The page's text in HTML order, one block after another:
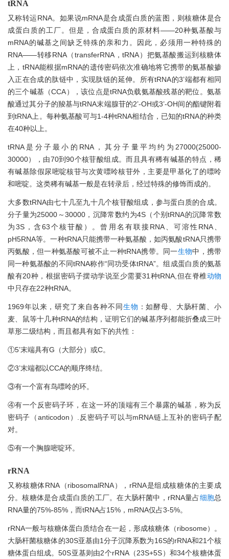
tRNA
又称转运RNA。如果说mRNA是合成蛋白质的蓝图，则核糖体是合
成蛋白质的工厂。但是，合成蛋白质的原材料——20种氨基酸与
mRNA的碱基之间缺乏特殊的亲和力。因此，必须用一种特殊的
RNA——转移RNA（transferRNA，tRNA）把氨基酸搬运到核糖体
上，tRNA能根据mRNA的遗传密码依次准确地将它携带的氨基酸掺
入正在合成的肽链中，实现肽链的延伸。所有tRNA的3’端都有相同
的三个碱基（CCA），该位点是tRNA负载氨基酸残基的靶位。氨基
酸通过其分子的羧基与tRNA末端腺苷的2’-OH或3’-OH间的酯键附着
到tRNA上。每种氨基酸可与1-4种tRNA相结合，已知的tRNA的种类
在40种以上。
tRNA是分子最小的RNA，其分子量平均约为27000(25000-
30000），由70到90个核苷酸组成。而且具有稀有碱基的特点，稀
有碱基除假尿嘧啶核苷与次黄嘌呤核苷外，主要是甲基化了的嘌呤
和嘧啶。这类稀有碱基一般是在转录后，经过特殊的修饰而成的。
大多数tRNA由七十几至九十几个核苷酸组成，参与蛋白质的合成。
分子量为25000～30000，沉降常数约为4S（个别tRNA的沉降常数
为3S，含63个核苷酸）。曾用名有联接RNA、可溶性RNA、
pH5RNA等。一种tRNA只能携带一种氨基酸，如丙氨酸tRNA只携带
丙氨酸，但一种氨基酸可被不止一种tRNA携带。同一生物中，携带
同一种氨基酸的不同tRNA称作“同功受体tRNA”。组成蛋白质的氨基
酸有20种，根据密码子摆动学说至少需要31种tRNA,但在脊椎动物
中只存在22种tRNA。
1969年以来，研究了来自各种不同生物 ：如酵母、大肠杆菌、小
麦、鼠等十几种tRNA的结构，证明它们的碱基序列都能折叠成三叶
草形二级结构，而且都具有如下的共性：
①5’末端具有G（大部分）或C。
②3’末端都以CCA的顺序终结。
③有一个富有鸟嘌呤的环。
④有一个反密码子环，在这一环的顶端有三个暴露的碱基，称为反
密码子（anticodon）.反密码子可以与mRNA链上互补的密码子配
对。
⑤有一个胸腺嘧啶环。
rRNA
又称核糖体RNA（ribosomalRNA），rRNA是组成核糖体的主要成
分。核糖体是合成蛋白质的工厂。在大肠杆菌中，rRNA量占细胞总
RNA量的75%-85%，而tRNA占15%，mRNA仅占3-5%。
rRNA一般与核糖体蛋白质结合在一起，形成核糖体（ribosome）。
大肠杆菌核糖体的30S亚基由1分子沉降系数为16S的rRNA和21个核
糖体蛋白组成。50S亚基则由2个rRNA（23S+5S）和34个核糖体蛋